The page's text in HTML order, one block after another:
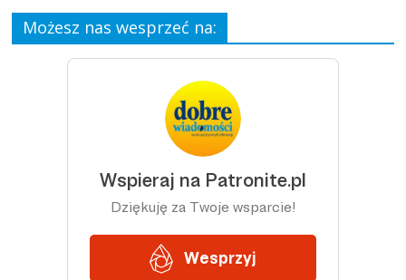
Możesz nas wesprzeć na: